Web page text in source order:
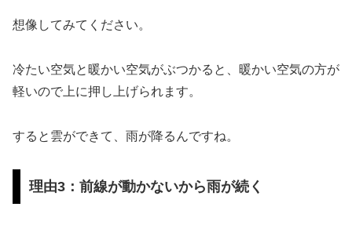
想像してみてください。
冷たい空気と暖かい空気がぶつかると、暖かい空気の方が
軽いので上に押し上げられます。
すると雲ができて、雨が降るんですね。
理由3：前線が動かないから雨が続く